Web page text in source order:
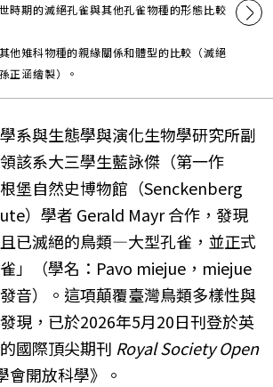
時期的滅絕孔雀與其他孔雀物種的形態比較
他雉科物種的親緣關係和體型的比較（滅絕
正涵繪製）。
系與生態學與演化生物學研究所副
該系大三學生藍詠傑（第一作
堡自然史博物館（Senckenberg
）學者 Gerald Mayr 合作，發現
已滅絕的鳥類—大型孔雀，並正式
」（學名：Pavo miejue，miejue
音）。這項顛覆臺灣鳥類多樣性與
現，已於2026年5月20日刊登於英
國際頂尖期刊 Royal Society Open
會開放科學》。